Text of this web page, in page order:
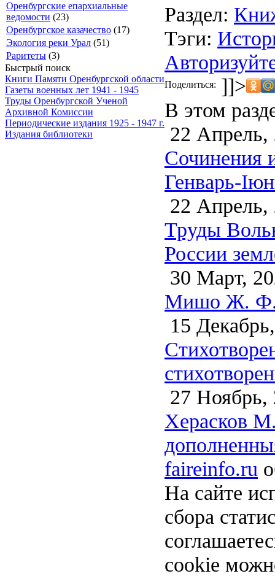
Оренбургские епархиальные
ведомости (23)
Оренбургское казачество (17)
Экология реки Урал (51)
Раритеты (3)
Быстрый поиск
Книги Памяти Оренбургской области
Газеты военных лет 1941 - 1945
Труды Оренбургской Ученой
Архивной Комиссии
Периодические издания 1925 - 1947 г.
Издания библиотеки
Раздел:
Тэги:
Поделиться: ]]>
В этом
22 Апрель,
Сочинения
Генварь-
22 Апрель,
Труды
России
30 Март,
Мишо Ж. Ф.
15
27 Ноябрь,
Херасков
faireinfo.ru
На сайте
сбора
cookie